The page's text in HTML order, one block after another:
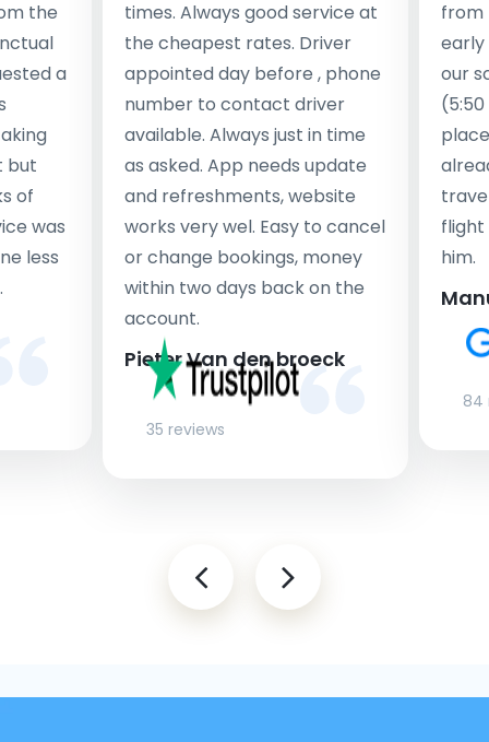
the
a
but
of
was
less
times. Always good service at
the cheapest rates. Driver
appointed day before , phone
number to contact driver
available. Always just in time
as asked. App needs update
and refreshments, website
works very wel. Easy to cancel
or change bookings, money
within two days back on the
account.
Pieter Van den broeck
35 reviews
from
early
our
flight
him.
84